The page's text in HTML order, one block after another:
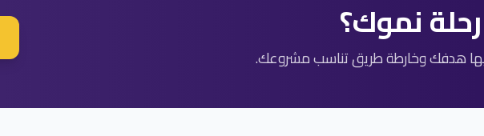
نموك؟
هدفك وخارطة طريق تناسب مشروعك.